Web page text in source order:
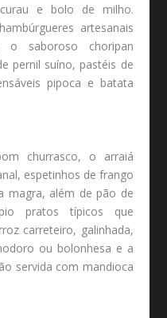
e bolo de milho.
artesanais
saboroso choripan
pernil suíno, pastéis de
pipoca e batata
churrasco, o arraiá
espetinhos de frango
magra, além de pão de
pratos típicos que
carreteiro, galinhada,
ou bolonhesa e a
servida com mandioca